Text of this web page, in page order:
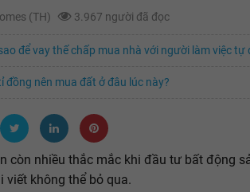
(TH) 3.967 người đã đọc
để vay thế chấp mua nhà với người làm việc tự
đồng nên mua đất ở đâu lúc này?
còn nhiều thắc mắc khi đầu tư bất động
viết không thể bỏ qua.